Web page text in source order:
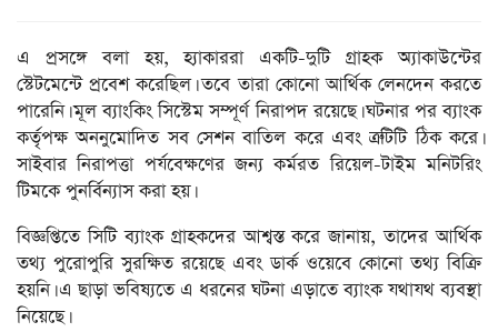
এ প্রসঙ্গে বলা হয়, হ্যাকাররা একটি-দুটি গ্রাহক অ্যাকাউন্টের
স্টেটমেন্টে প্রবেশ করেছিল। তবে তারা কোনো আর্থিক লেনদেন করতে
পারেনি। মূল ব্যাংকিং সিস্টেম সম্পূর্ণ নিরাপদ রয়েছে। ঘটনার পর ব্যাংক
কর্তৃপক্ষ অননুমোদিত সব সেশন বাতিল করে এবং ত্রুটিটি ঠিক করে।
সাইবার নিরাপত্তা পর্যবেক্ষণের জন্য কর্মরত রিয়েল-টাইম মনিটরিং
টিমকে পুনর্বিন্যাস করা হয়।
বিজ্ঞপ্তিতে সিটি ব্যাংক গ্রাহকদের আশ্বস্ত করে জানায়, তাদের আর্থিক
তথ্য পুরোপুরি সুরক্ষিত রয়েছে এবং ডার্ক ওয়েবে কোনো তথ্য বিক্রি
হয়নি। এ ছাড়া ভবিষ্যতে এ ধরনের ঘটনা এড়াতে ব্যাংক যথাযথ ব্যবস্থা
নিয়েছে।